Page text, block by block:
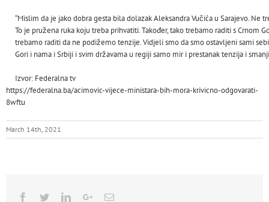
“Mislim da je jako dobra gesta bila dolazak Aleksandra Vučića u Sarajevo. Ne
To je pružena ruka koju treba prihvatiti. Također, tako trebamo raditi s Crnom
trebamo raditi da ne podižemo tenzije. Vidjeli smo da smo ostavljeni sami
Gori i nama i Srbiji i svim državama u regiji samo mir i prestanak tenzija i
Izvor: Federalna tv
https://federalna.ba/acimovic-vijece-ministara-bih-mora-krivicno-odgovarati-
8wftu
March 14th, 2021
Facebook
TwitterLinkedinGoogle+Email